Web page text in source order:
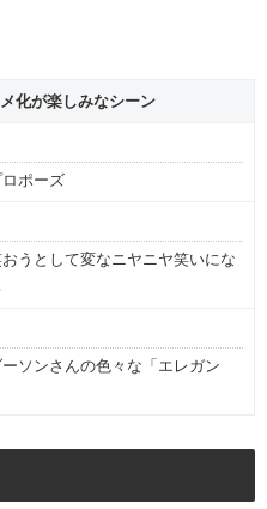
化が楽しみなシーン
ポーズ
うとして変なニヤニヤ笑いにな
ソンさんの色々な「エレガン